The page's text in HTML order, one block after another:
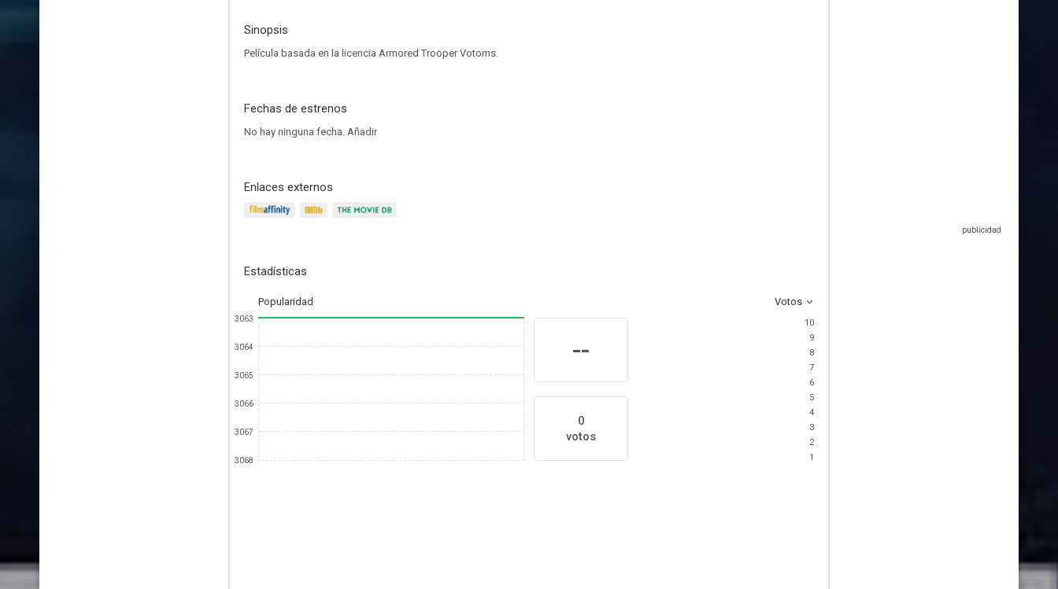
Sinopsis
Película basada en la licencia Armored Trooper Votoms.
Fechas de estrenos
No hay ninguna fecha. Añadir
Enlaces externos
Estadísticas
Popularidad Votos
3063
3064
3065
3066
3067
3068
--
0
votos
10
9
8
7
6
5
4
3
2
1